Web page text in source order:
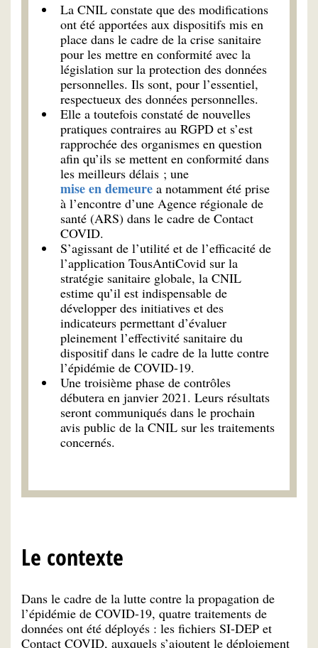
La CNIL constate que des modifications
ont été apportées aux dispositifs mis en
place dans le cadre de la crise sanitaire
pour les mettre en conformité avec la
législation sur la protection des données
personnelles. Ils sont, pour l’essentiel,
respectueux des données personnelles.
Elle a toutefois constaté de nouvelles
pratiques contraires au RGPD et s’est
rapprochée des organismes en question
afin qu’ils se mettent en conformité dans
les meilleurs délais ; une
mise en demeure a notamment été prise
à l’encontre d’une Agence régionale de
santé (ARS) dans le cadre de Contact
COVID.
S’agissant de l’utilité et de l’efficacité de
l’application TousAntiCovid sur la
stratégie sanitaire globale, la CNIL
estime qu’il est indispensable de
développer des initiatives et des
indicateurs permettant d’évaluer
pleinement l’effectivité sanitaire du
dispositif dans le cadre de la lutte contre
l’épidémie de COVID-19.
Une troisième phase de contrôles
débutera en janvier 2021. Leurs résultats
seront communiqués dans le prochain
avis public de la CNIL sur les traitements
concernés.
Le contexte
Dans le cadre de la lutte contre la propagation de
l’épidémie de COVID-19, quatre traitements de
données ont été déployés : les fichiers SI-DEP et
Contact COVID, auxquels s’ajoutent le déploiement